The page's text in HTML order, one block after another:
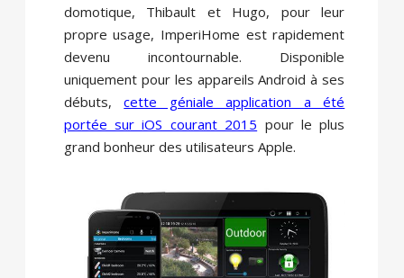
domotique, Thibault et Hugo, pour leur
propre usage, ImperiHome est rapidement
devenu incontournable. Disponible
uniquement pour les appareils Android à ses
débuts,cette géniale application a été
portée sur iOS courant 2015 pour le plus
grand bonheur des utilisateurs Apple.